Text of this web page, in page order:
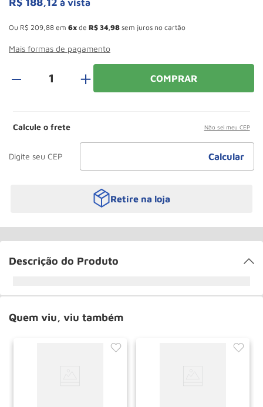
Ou R$ 209 88 em 6 de R$ 34 98 sem juros no cartão
Mais formas de pagamento
＋ COMPRAR
Calcule o frete Não sei meu CEP
Retire na loja
Descrição do Produto
Quem viu, viu também
10 º Roda